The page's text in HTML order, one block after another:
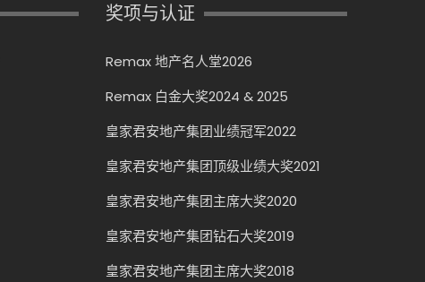
奖项与认证
Remax 地产名人堂2026
Remax 白金大奖2024 & 2025
皇家君安地产集团业绩冠军2022
皇家君安地产集团顶级业绩大奖2021
皇家君安地产集团主席大奖2020
皇家君安地产集团钻石大奖2019
皇家君安地产集团主席大奖2018